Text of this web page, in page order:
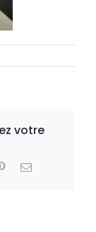
votre
PinterestEmail